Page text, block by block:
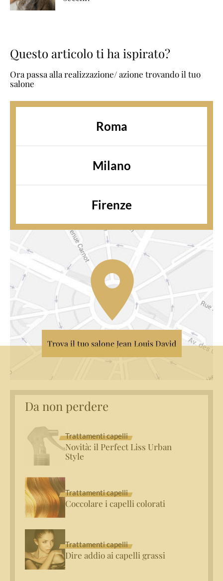
Questo articolo ti ha ispirato?
Ora passa alla realizzazione/ azione trovando il tuo
salone
Roma
Milano
Firenze
Trova il tuo salone Jean Louis David
Da non perdere
Trattamenti capelli
Novità: il Perfect Liss Urban
Style
Trattamenti capelli
Coccolare i capelli colorati
Trattamenti capelli
Dire addio ai capelli grassi